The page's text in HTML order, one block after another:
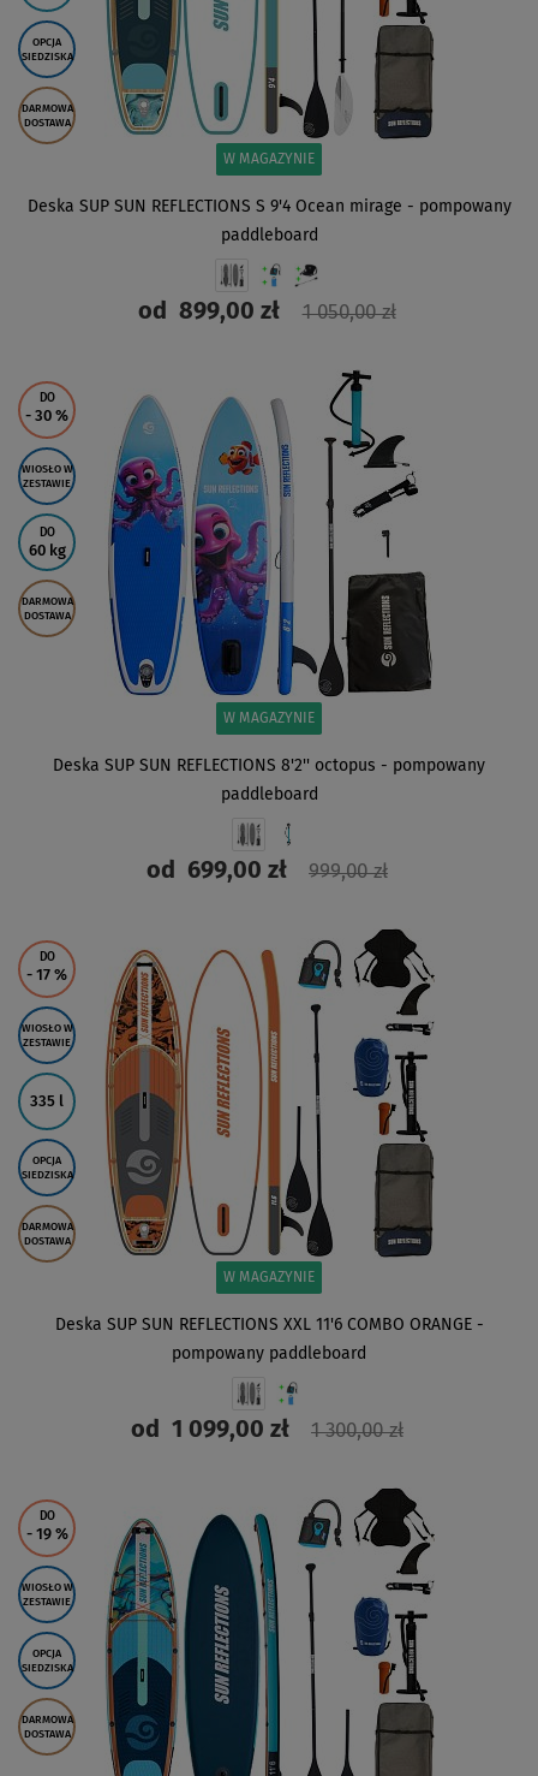
OPCJA
SIEDZISKA
DARMOWA
DOSTAWA
W MAGAZYNIE
Deska SUP SUN REFLECTIONS S 9'4 Ocean mirage - pompowany
paddleboard
od899,00 zł 1 050,00 zł
DO
- 30 %
WIOSŁO W
ZESTAWIE
DO
60 kg
DARMOWA
DOSTAWA
W MAGAZYNIE
Deska SUP SUN REFLECTIONS 8'2'' octopus - pompowany
paddleboard
od 699,00 zł 999,00 zł
DO
- 17 %
WIOSŁO W
ZESTAWIE
335 l
OPCJA
SIEDZISKA
DARMOWA
DOSTAWA
W MAGAZYNIE
Deska SUP SUN REFLECTIONS XXL 11'6 COMBO ORANGE -
pompowany paddleboard
od 1 099,00 zł 1 300,00 zł
DO
- 19 %
WIOSŁO W
ZESTAWIE
OPCJA
SIEDZISKA
DARMOWA
DOSTAWA